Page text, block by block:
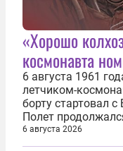
«Хорошо
космонавта
6 августа 1961
летчиком-
борту стартовал
Полет
второй человек в
Советского
6 августа 2026